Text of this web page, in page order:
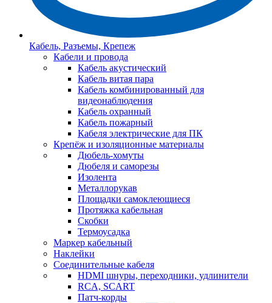
Кабель, Разъемы, Крепеж
Кабели и провода
Кабель акустический
Кабель витая пара
Кабель комбинированный для
видеонаблюдения
Кабель охранный
Кабель пожарный
Кабеля электрические для ПК
Крепёж и изоляционные материалы
Дюбель-хомуты
Дюбеля и саморезы
Изолента
Металлорукав
Площадки самоклеющиеся
Протяжка кабельная
Скобки
Термоусадка
Маркер кабельный
Наклейки
Соединительные кабеля
HDMI шнуры, переходники, удлинители
RCA, SCART
Патч-корды